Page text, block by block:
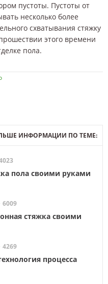
пустоты. Пустоты от
несколько более
схватывания стяжку
этого времени
пола.
ИНФОРМАЦИИ ПО ТЕМЕ:
пола своими руками
6009
стяжка своими
4269
процесса